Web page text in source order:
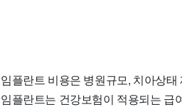
임플란트 비용은 병원규모, 치아상
임플란트는 건강보험이 적용되는 급